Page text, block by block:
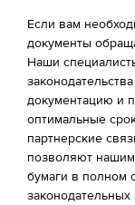
Если вам
документы
Наши
документацию и
оптимальные
партнерские
позволяют
бумаги в полном